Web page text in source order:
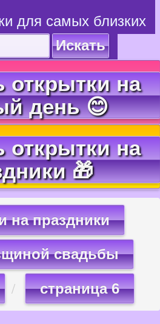
для самых близких
Искать
открытки на
день 😊
открытки на
🎁
на праздники
свадьбы
страница 6